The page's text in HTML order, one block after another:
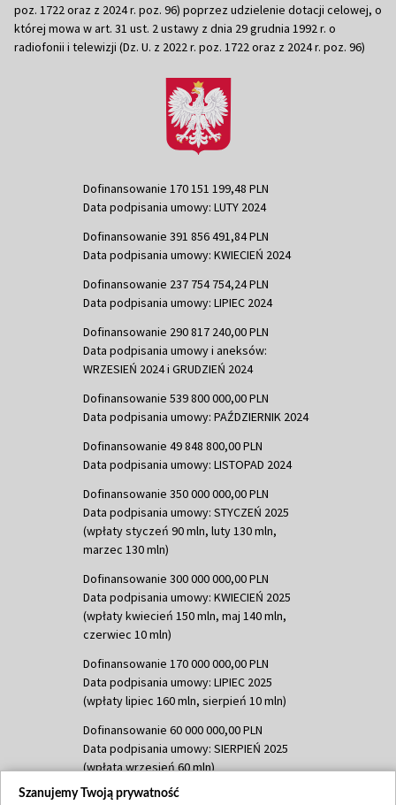
poz. 1722 oraz z 2024 r. poz. 96) poprzez udzielenie dotacji celowej, o
której mowa w art. 31 ust. 2 ustawy z dnia 29 grudnia 1992 r. o
radiofonii i telewizji (Dz. U. z 2022 r. poz. 1722 oraz z 2024 r. poz. 96)
Dofinansowanie 170 151 199,48 PLN
Data podpisania umowy: LUTY 2024
Dofinansowanie 391 856 491,84 PLN
Data podpisania umowy: KWIECIEŃ 2024
Dofinansowanie 237 754 754,24 PLN
Data podpisania umowy: LIPIEC 2024
Dofinansowanie 290 817 240,00 PLN
Data podpisania umowy i aneksów:
WRZESIEŃ 2024 i GRUDZIEŃ 2024
Dofinansowanie 539 800 000,00 PLN
Data podpisania umowy: PAŹDZIERNIK 2024
Dofinansowanie 49 848 800,00 PLN
Data podpisania umowy: LISTOPAD 2024
Dofinansowanie 350 000 000,00 PLN
Data podpisania umowy: STYCZEŃ 2025
(wpłaty styczeń 90 mln, luty 130 mln,
marzec 130 mln)
Dofinansowanie 300 000 000,00 PLN
Data podpisania umowy: KWIECIEŃ 2025
(wpłaty kwiecień 150 mln, maj 140 mln,
czerwiec 10 mln)
Dofinansowanie 170 000 000,00 PLN
Data podpisania umowy: LIPIEC 2025
(wpłaty lipiec 160 mln, sierpień 10 mln)
Dofinansowanie 60 000 000,00 PLN
Data podpisania umowy: SIERPIEŃ 2025
(wpłata wrzesień 60 mln)
Dofinansowanie 635 783 051,21 PLN
Szanujemy Twoją prywatność